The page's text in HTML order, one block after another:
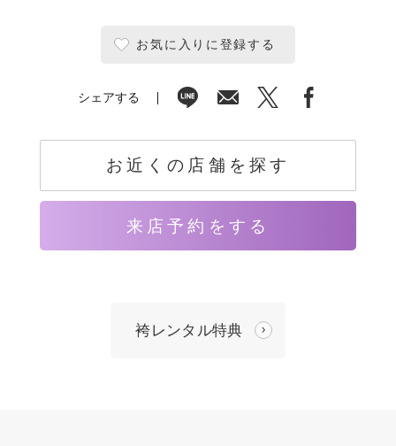
お気に入りに登録する
シェアする
お近くの店舗を探す
来店予約をする
袴レンタル特典